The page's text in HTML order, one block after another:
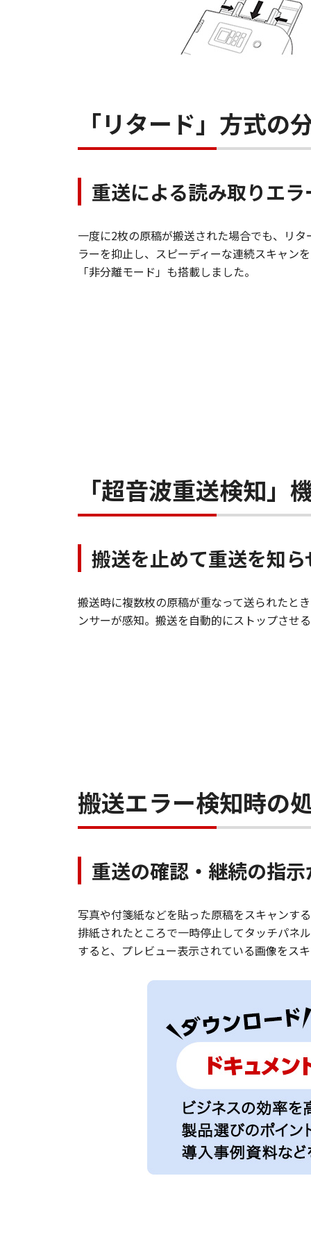
「リタード」方式の
重送による読み取りエ
一度に2枚の原稿が搬送された場合でも、リ
ラーを抑止し、スピーディーな連続スキャン
「非分離モード」も搭載しました。
「超音波重送検知」
搬送を止めて重送を知ら
搬送時に複数枚の原稿が重なって送られたと
ンサーが感知。搬送を自動的にストップさせ
搬送エラー検知時の
重送の確認・継続の指
写真や付箋紙などを貼った原稿をスキャンす
排紙されたところで一時停止してタッチパネ
すると、プレビュー表示されている画像をス